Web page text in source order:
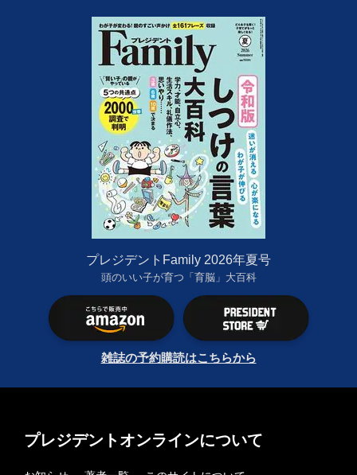
プレジデントFamily 2026年夏号
頭のいい子が育つ「育脳」大百科
雑誌の予約購読はこちらから
プレジデントオンラインについて